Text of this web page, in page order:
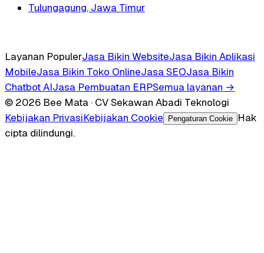
Tulungagung, Jawa Timur
Layanan PopulerJasa Bikin WebsiteJasa Bikin Aplikasi
MobileJasa Bikin Toko OnlineJasa SEOJasa Bikin
Chatbot AIJasa Pembuatan ERPSemua layanan →
© 2026 Bee Mata · CV Sekawan Abadi Teknologi
Kebijakan PrivasiKebijakan Cookie Pengaturan Cookie
Hak
cipta dilindungi.